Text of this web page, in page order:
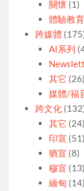
關懷 (1)
體驗教育
跨媒體
AI系列
其它 (26)
媒體/福
跨文化
其它 (24)
印宣 (51)
猶宣 (8)
穆宣 (13)
緬甸 (14)